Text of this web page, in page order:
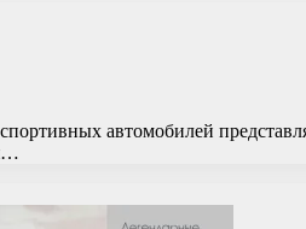
автомобилей